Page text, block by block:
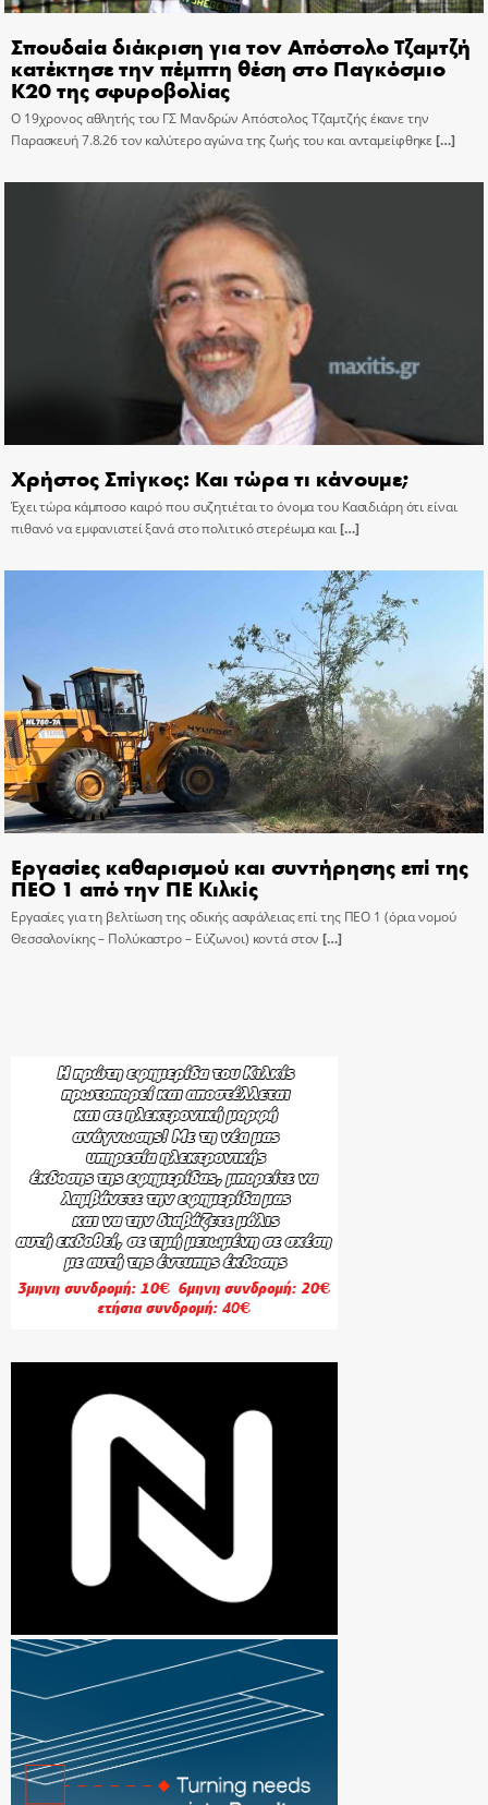
Σπουδαία διάκριση για τον Απόστολο Τζαμτζή
κατέκτησε την πέμπτη θέση στο Παγκόσμιο
Κ20 της σφυροβολίας
Ο 19χρονος αθλητής του ΓΣ Μανδρών Απόστολος Τζαμτζής έκανε την
Παρασκευή 7.8.26 τον καλύτερο αγώνα της ζωής του και ανταμείφθηκε[…]
Χρήστος Σπίγκος: Και τώρα τι κάνουμε;
Έχει τώρα κάμποσο καιρό που συζητιέται το όνομα του Κασιδιάρη ότι είναι
πιθανό να εμφανιστεί ξανά στο πολιτικό στερέωμα και[…]
Εργασίες καθαρισμού και συντήρησης επί της
ΠΕΟ 1 από την ΠΕ Κιλκίς
Εργασίες για τη βελτίωση της οδικής ασφάλειας επί της ΠΕΟ 1 (όρια νομού
Θεσσαλονίκης – Πολύκαστρο – Εύζωνοι) κοντά στον […]